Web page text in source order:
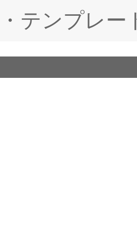
テンプレー